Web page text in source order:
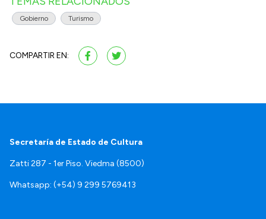
Gobierno Turismo
COMPARTIR EN:
Secretaría de Estado de Cultura
Zatti 287 - 1er Piso. Viedma (8500)
Whatsapp: (+54) 9 299 5769413